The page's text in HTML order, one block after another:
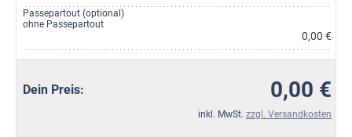
Passepartout (optional)
ohne Passepartout
0,00 €
Dein Preis: 0,00 €
inkl. MwSt. zzgl. Versandkosten